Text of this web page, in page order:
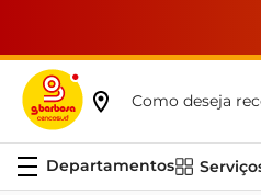
Como deseja